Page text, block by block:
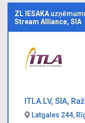
ZL IESAKA
Stream Alliance, SIA
ITLA.LV, SIA,
Latgales 244,